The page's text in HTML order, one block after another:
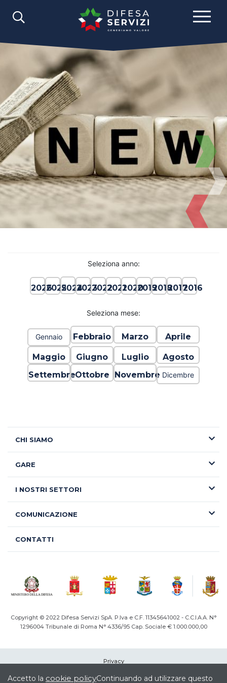
Seleziona anno:
20262025202420232022202120202019201820172016
Seleziona mese:
Gennaio Febbraio Marzo Aprile
Maggio Giugno Luglio
Agosto
SettembreOttobre Novembre Dicembre
CHI SIAMO
GARE
I NOSTRI SETTORI
COMUNICAZIONE
CONTATTI
Copyright © 2022 Difesa Servizi SpA. P.Iva e C.F. 11345641002 - C.C.I.A.A. N°
1296004Tribunale di Roma N° 4336/95 Cap. Sociale € 1.000.000,00
Privacy
Cookie
Accetto la cookie policyContinuando ad utilizzare questo